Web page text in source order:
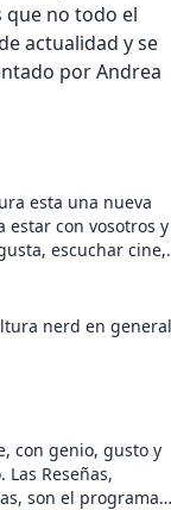
Save
que no todo el
actualidad y se
por Andrea
esta una nueva
estar con vosotros y
escuchar cine,
QUE ME CUENTO
nerd en
con genio, gusto y
Reseñas,
son el programa
Cancel